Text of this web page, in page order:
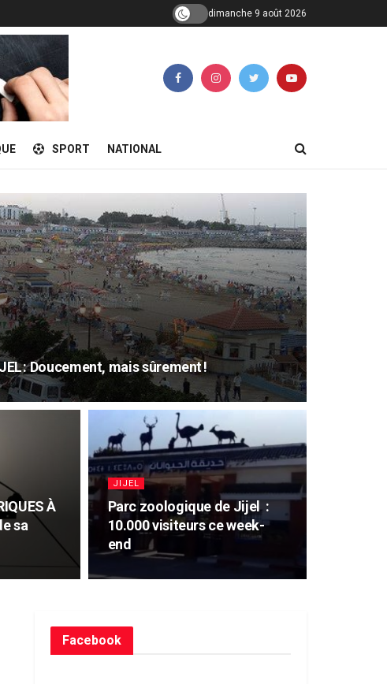
dimanche 9 août 2026
SPORT NATIONAL
: Doucement, mais sûrement !
À
sa
JIJEL
Parc zoologique de Jijel :
10.000 visiteurs ce week-
end
Facebook